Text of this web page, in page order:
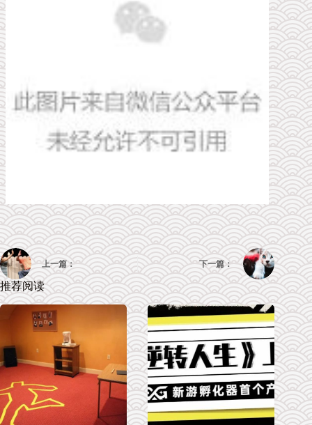
上一篇： 下一篇：
推荐阅读